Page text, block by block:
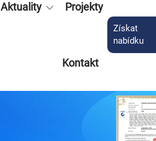
Aktuality Projekty
Kontakt
Získat
nabídku